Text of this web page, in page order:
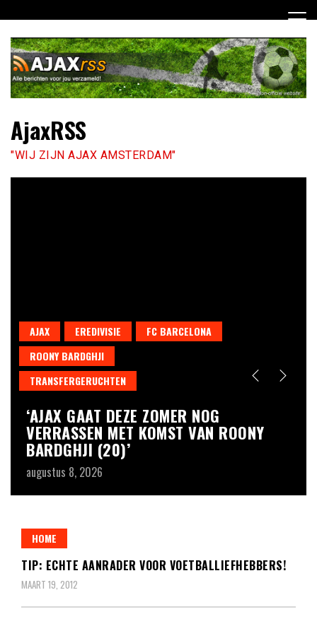
naar
inhoud
AjaxRSS
"WIJ ZIJN AJAX AMSTERDAM"
AJAX EREDIVISIE
FC BARCELONA
ROONY BARDGHJI
TRANSFERGERUCHTEN
‘AJAX GAAT DEZE ZOMER NOG
VERRASSEN MET KOMST VAN ROONY
BARDGHJI (20)’
augustus 8, 2026
HOME
TIP: ECHTE AANRADER VOOR VOETBALLIEFHEBBERS!
MAART 19, 2012